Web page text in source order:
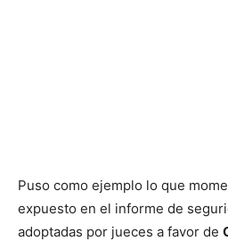
Puso como ejemplo lo que
expuesto en el informe de
adoptadas por jueces a favor de